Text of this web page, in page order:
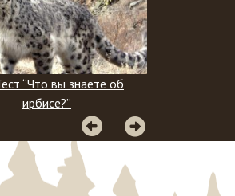
(RU) Географический тест